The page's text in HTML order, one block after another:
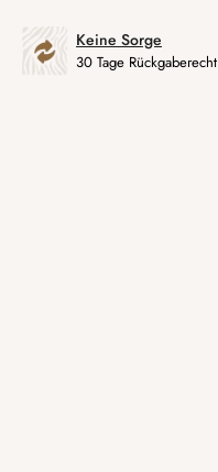
Keine Sorge
30 Tage Rückgaberecht